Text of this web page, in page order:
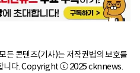
콘텐츠(기사)는 저작권법의 보호를
니다. Copyright ⓒ 2025 cknnews.